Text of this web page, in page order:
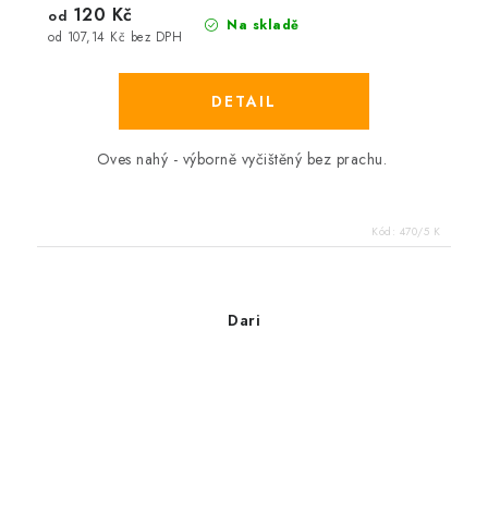
Na skladě
od 107,14 Kč bez DPH
od 120 Kč
Oves nahý - výborně vyčištěný bez prachu.
Kód: 470/5 K
Dari